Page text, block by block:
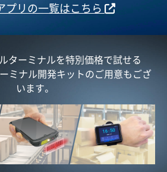
プリの一覧はこちら
ターミナルを特別価格で試せる
ミナル開発キットのご用意もござ
います。